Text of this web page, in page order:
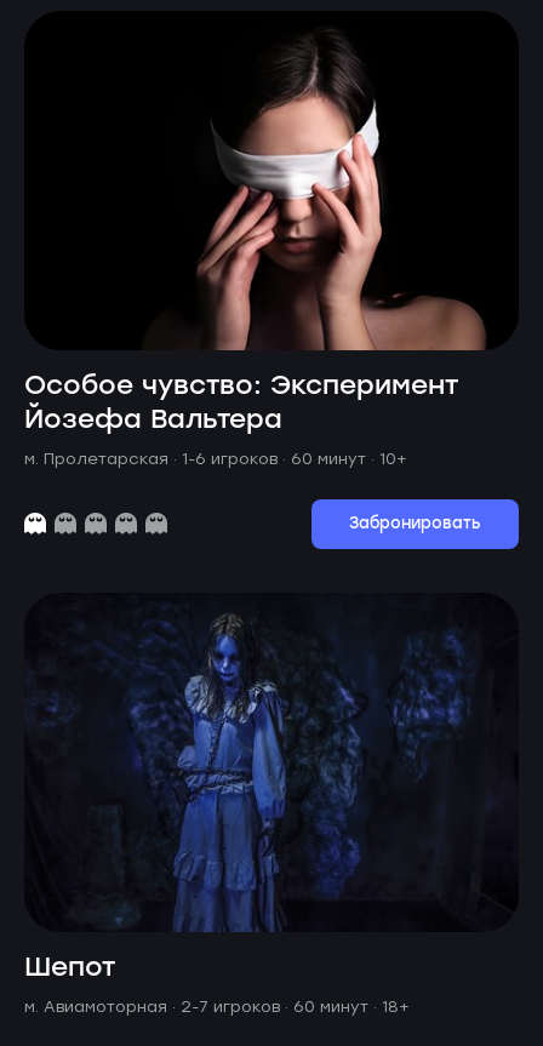
Особое чувство: Эксперимент
Йозефа Вальтера
м. Пролетарская · 1-6 игроков · 60 минут · 10+
Забронировать
Шепот
м. Авиамоторная · 2-7 игроков · 60 минут · 18+